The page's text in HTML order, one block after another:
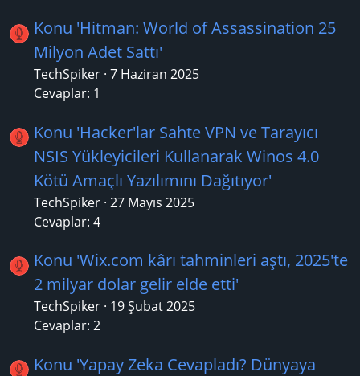
Konu 'Hitman: World of Assassination 25
Milyon Adet Sattı'
TechSpiker 7 Haziran 2025
Cevaplar: 1
Konu 'Hacker'lar Sahte VPN ve Tarayıcı
NSIS Yükleyicileri Kullanarak Winos 4.0
Kötü Amaçlı Yazılımını Dağıtıyor'
TechSpiker 27 Mayıs 2025
Cevaplar: 4
Konu 'Wix.com kârı tahminleri aştı, 2025'te
2 milyar dolar gelir elde etti'
TechSpiker 19 Şubat 2025
Cevaplar: 2
Konu 'Yapay Zeka Cevapladı? Dünyaya